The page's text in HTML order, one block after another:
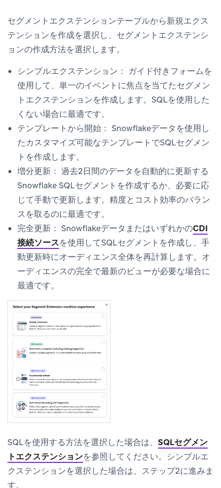
セグメントエクステンションテーブルから新規エクス
テンションを作成を選択し、セグメントエクステンシ
ョンの作成方法を選択します。
シンプルエクステンション： ガイド付きフォームを
使用して、単一のイベントに焦点を当てたセグメン
トエクステンションを作成します。SQLを使用した
くない場合に最適です。
テンプレートから開始： Snowflakeデータを使用し
たカスタマイズ可能なテンプレートでSQLセグメン
トを作成します。
増分更新： 過去2日間のデータを自動的に更新する
Snowflake SQLセグメントを作成するか、必要に応
じて手動で更新します。精度とコスト効率のバラン
スを取るのに最適です。
完全更新： SnowflakeデータまたはいずれかのCDI
接続ソースを使用してSQLセグメントを作成し、手
動更新時にオーディエンス全体を再計算します。オ
ーディエンスの完全で最新のビューが必要な場合に
最適です。
SQLを使用する方法を選択した場合は、 SQLセグメン
トエクステンションを参照してください。 シンプルエ
クステンションを選択した場合は、ステップ2に進みま
す。